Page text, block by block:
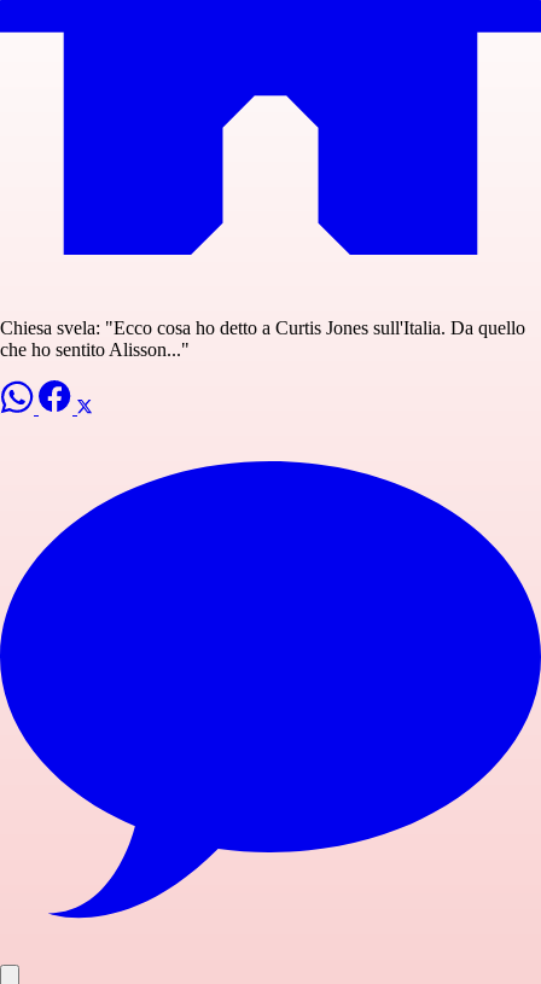
Chiesa svela: "Ecco cosa ho detto a Curtis Jones sull'Italia. Da quello
che ho sentito Alisson..."